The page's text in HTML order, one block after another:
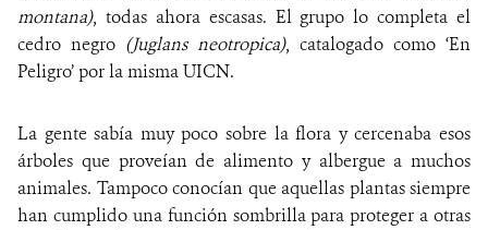
montana), todas ahora escasas. El grupo lo completa el
cedro negro (Juglans neotropica), catalogado como ‘En
Peligro’ por la misma UICN.
La gente sabía muy poco sobre la flora y cercenaba esos
árboles que proveían de alimento y albergue a muchos
animales. Tampoco conocían que aquellas plantas siempre
han cumplido una función sombrilla para proteger a otras